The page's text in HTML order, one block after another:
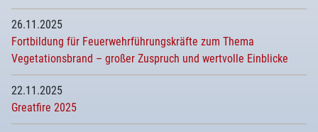
26.11.2025
Fortbildung für Feuerwehrführungskräfte zum Thema
Vegetationsbrand – großer Zuspruch und wertvolle Einblicke
22.11.2025
Greatfire 2025